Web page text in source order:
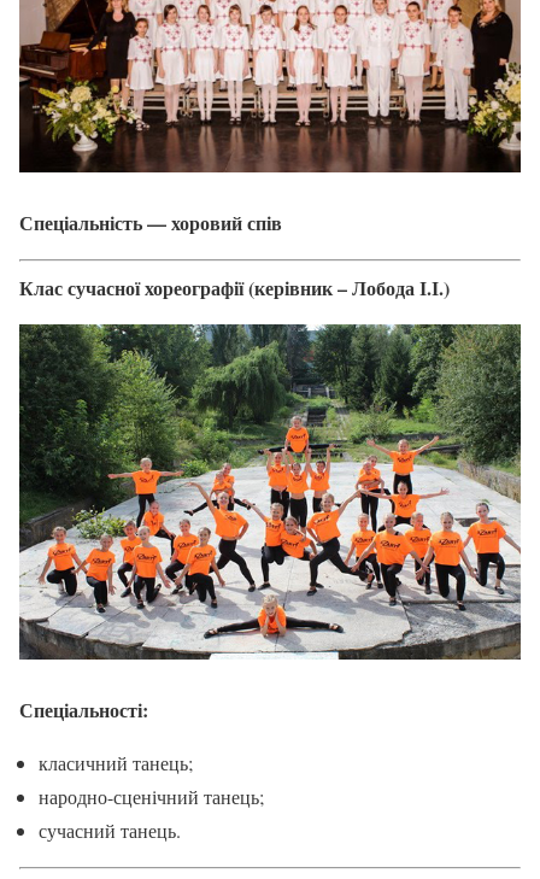
Спеціальність — хоровий спів
Клас сучасної хореографії (керівник – Лобода І.І.)
Спеціальності:
класичний танець;
народно-сценічний танець;
сучасний танець.